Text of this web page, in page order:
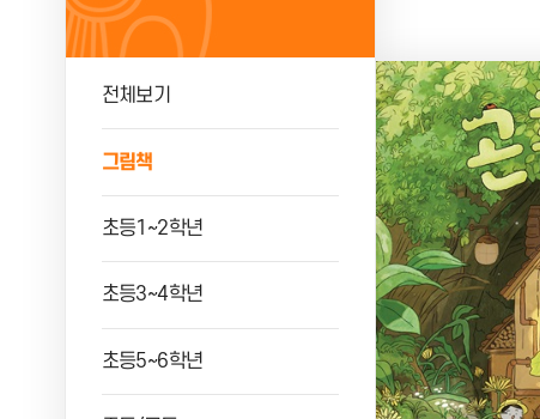
전체보기
그림책
초등1~2학년
초등3~4학년
초등5~6학년